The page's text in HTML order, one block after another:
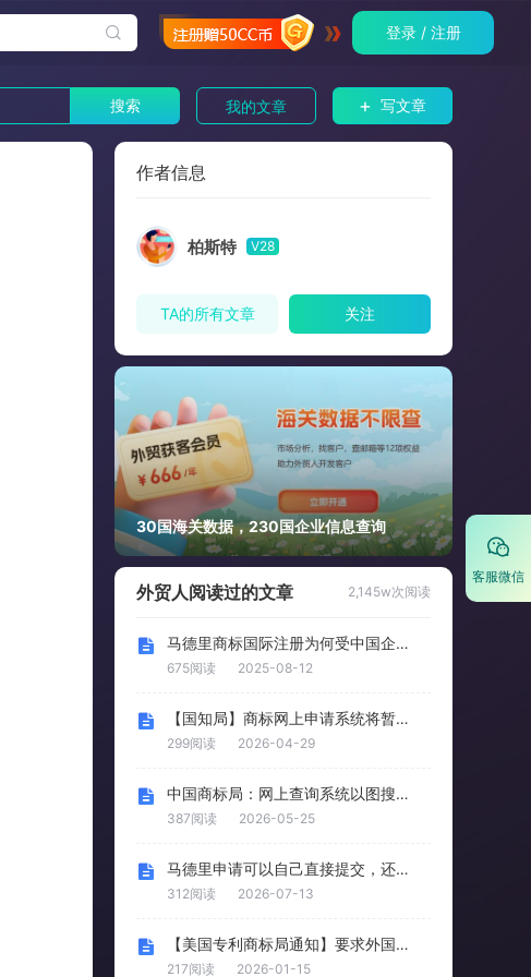
登录 / 注册
客服微信
搜索 我的文章 + 写文章
作者信息
柏斯特 V28
TA的所有文章 关注
30国海关数据，230国企业信息查询
外贸人阅读过的文章 2,145w次阅读
马德里商标国际注册为何受中国企业追捧
675阅读 2025-08-12
【国知局】商标网上申请系统将暂停对外服务
299阅读 2026-04-29
中国商标局：网上查询系统以图搜图功能5月22日起上线
387阅读 2026-05-25
马德里申请可以自己直接提交，还是必须委托备案商标代理机构
312阅读 2026-07-13
【美国专利商标局通知】要求外国专利申请人由注册从业者代理
217阅读 2026-01-15